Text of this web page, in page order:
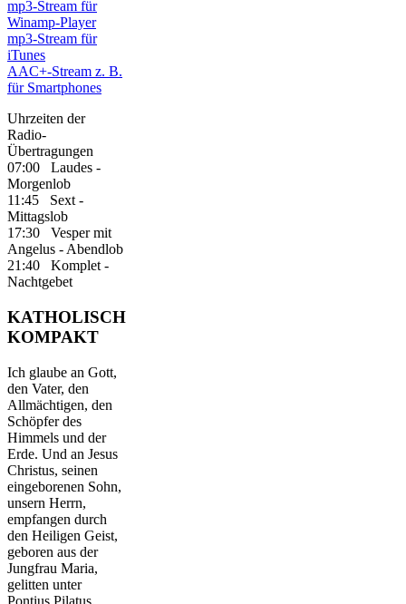
mp3-Stream für
Winamp-Player
mp3-Stream für
iTunes
AAC+-Stream z. B.
für Smartphones
Uhrzeiten der
Radio-
Übertragungen
07:00 Laudes -
Morgenlob
11:45 Sext -
Mittagslob
17:30 Vesper mit
Angelus - Abendlob
21:40 Komplet -
Nachtgebet
KATHOLISCH
KOMPAKT
Ich glaube an Gott,
den Vater, den
Allmächtigen, den
Schöpfer des
Himmels und der
Erde. Und an Jesus
Christus, seinen
eingeborenen Sohn,
unsern Herrn,
empfangen durch
den Heiligen Geist,
geboren aus der
Jungfrau Maria,
gelitten unter
Pontius Pilatus,